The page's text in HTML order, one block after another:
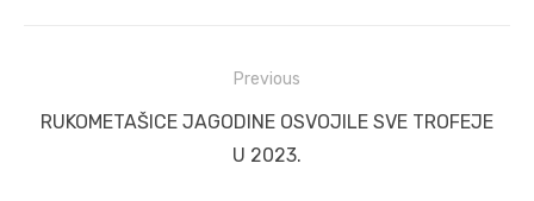
navigation
Previous
Previous
RUKOMETAŠICE JAGODINE OSVOJILE SVE TROFEJE
U 2023.